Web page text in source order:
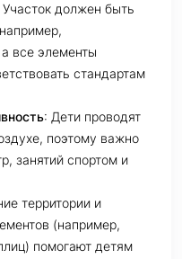
Участок должен быть
все элементы
стандартам
: Дети проводят
поэтому важно
занятий спортом и
территории и
(например,
помогают детям